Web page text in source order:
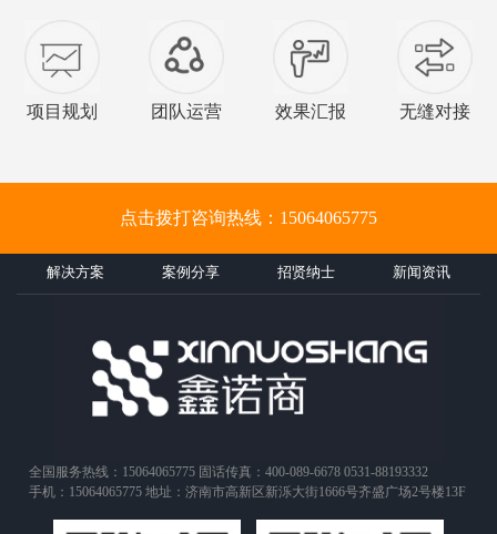
项目规划 团队运营 效果汇报 无缝对接
点击拨打咨询热线：15064065775
解决方案 案例分享 招贤纳士 新闻资讯
全国服务热线：15064065775 固话传真：400-089-6678 0531-88193332
手机：15064065775 地址：济南市高新区新泺大街1666号齐盛广场2号楼13F